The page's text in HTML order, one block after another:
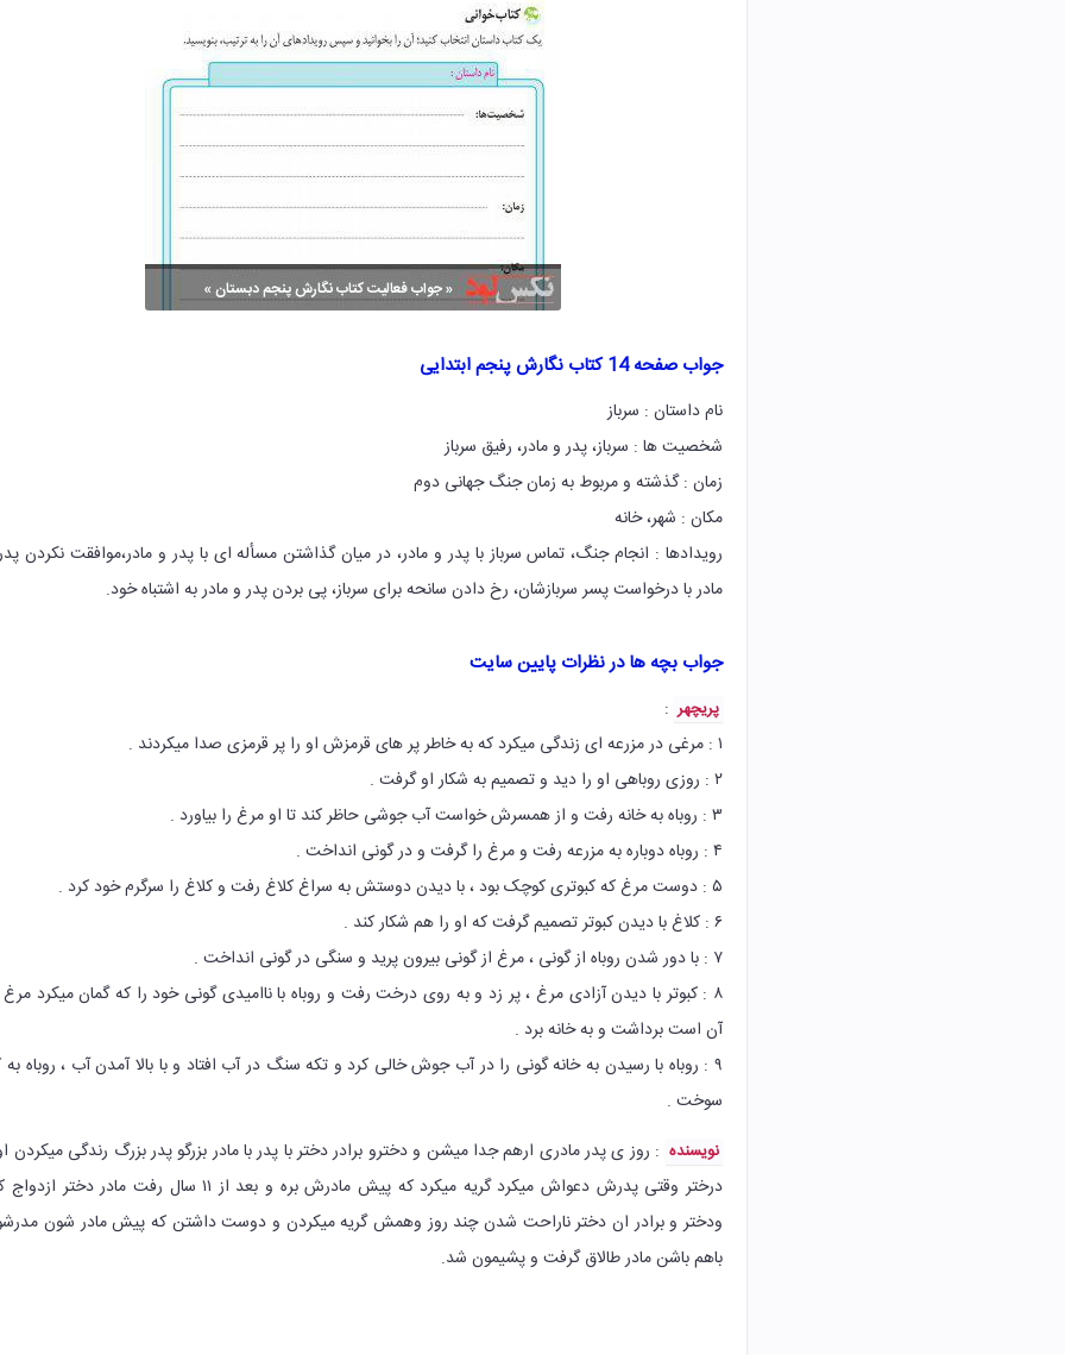
جواب صفحه 14 کتاب نگارش پنجم ابتدایی
نام داستان : سرباز
شخصیت ها : سرباز، پدر و مادر، رفیق سرباز
زمان : گذشته و مربوط به زمان جنگ جهانی دوم
مکان : شهر، خانه
رویدادها : انجام جنگ، تماس سرباز با پدر و مادر، در میان گذاشتن مسأله ای با پدر و مادر،موافقت نکردن
مادر با درخواست پسر سربازشان، رخ دادن سانحه برای سرباز، پی بردن پدر و مادر به اشتباه خود.
جواب بچه ها در نظرات پایین سایت
پریچهر :
۱ : مرغی در مزرعه ای زندگی میکرد که به خاطر پر های قرمزش او را پر قرمزی صدا میکردند .
۲ : روزی روباهی او را دید و تصمیم به شکار او گرفت .
۳ : روباه به خانه رفت و از همسرش خواست آب جوشی حاظر کند تا او مرغ را بیاورد .
۴ : روباه دوباره به مزرعه رفت و مرغ را گرفت و در گونی انداخت .
۵ : دوست مرغ که کبوتری کوچک بود ، با دیدن دوستش به سراغ کلاغ رفت و کلاغ را سرگرم خود کرد .
۶ : کلاغ با دیدن کبوتر تصمیم گرفت که او را هم شکار کند .
۷ : با دور شدن روباه از گونی ، مرغ از گونی بیرون پرید و سنگی در گونی انداخت .
۸ : کبوتر با دیدن آزادی مرغ ، پر زد و به روی درخت رفت و روباه با ناامیدی گونی خود را که گمان میکرد
آن است برداشت و به خانه برد .
۹ : روباه با رسیدن به خانه گونی را در آب جوش خالی کرد و تکه سنگ در آب افتاد و با بالا آمدن آب ، روباه
سوخت .
نویسنده : روز ی پدر مادری ارهم جدا میشن و دخترو برادر دختر با پدر با مادر بزرگو پدر بزرگ رندگی میکردن
درختر وقتی پدرش دعواش میکرد گریه میکرد که پیش مادرش بره و بعد از ۱۱ سال رفت مادر دختر
ودختر و برادر ان دختر ناراحت شدن چند روز وهمش گریه میکردن و دوست داشتن که پیش مادر شون
باهم باشن مادر طالاق گرفت و پشیمون شد.